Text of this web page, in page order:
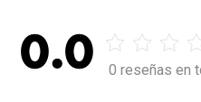
0.0 0 reseñas en